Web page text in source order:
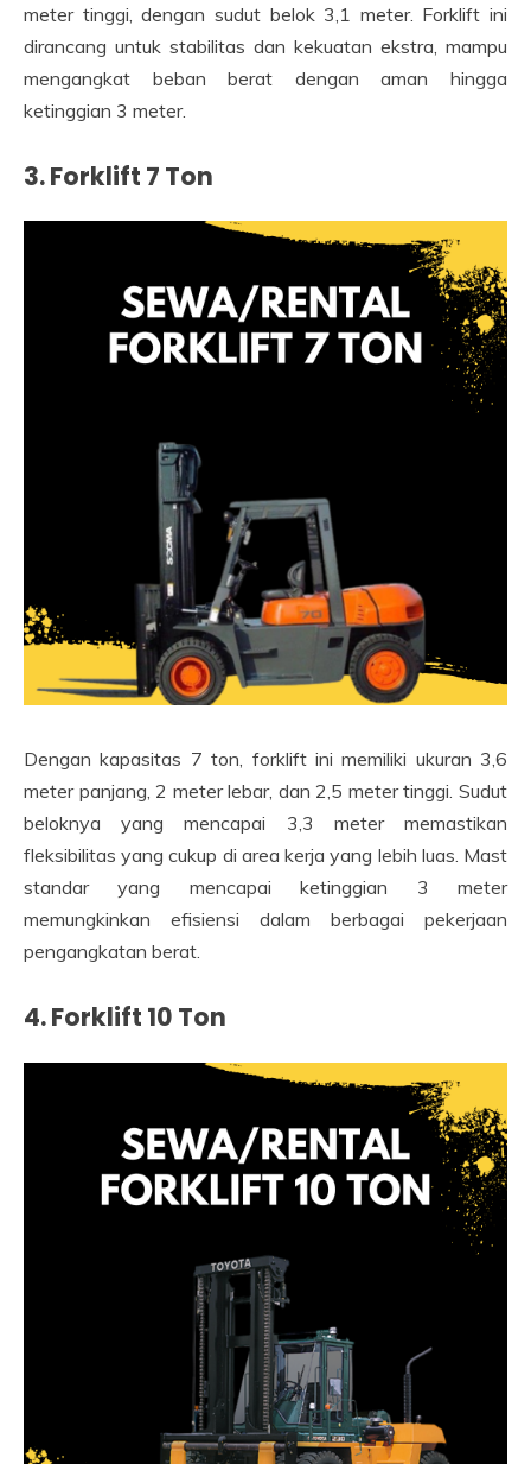
meter tinggi, dengan sudut belok 3,1 meter. Forklift ini
dirancang untuk stabilitas dan kekuatan ekstra, mampu
mengangkat beban berat dengan aman hingga
ketinggian 3 meter.
3. Forklift 7 Ton
Dengan kapasitas 7 ton, forklift ini memiliki ukuran 3,6
meter panjang, 2 meter lebar, dan 2,5 meter tinggi. Sudut
beloknya yang mencapai 3,3 meter memastikan
fleksibilitas yang cukup di area kerja yang lebih luas. Mast
standar yang mencapai ketinggian 3 meter
memungkinkan efisiensi dalam berbagai pekerjaan
pengangkatan berat.
4. Forklift 10 Ton